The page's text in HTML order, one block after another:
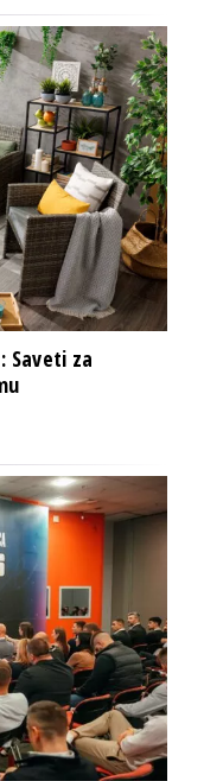
Saveti za